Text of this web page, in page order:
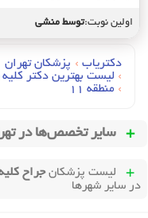
اولین نوبت:توسط منشی
دکتریاب › پزشکان تهران
› لیست بهترین دکتر
› منطقه 11
سایر تخصص‌ها در
لیست پزشکانجراح
در سایر شهرها